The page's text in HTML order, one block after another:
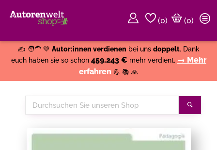
(0)
(0)
✍️ 🧑‍🦱 💚 Autor:innen verdienen bei uns doppelt. Dank
euch haben sie so schon 459.243 € mehr verdient. → Mehr
erfahren 💪 📚 🙏
Durchsuchen
Sie
Shop